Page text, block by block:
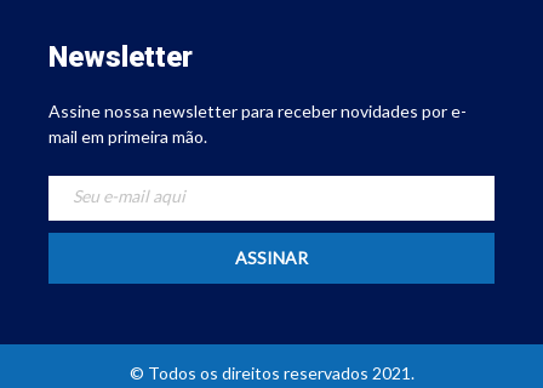
Newsletter
Assine nossa newsletter para receber novidades por e-
mail em primeira mão.
© Todos os direitos reservados 2021.